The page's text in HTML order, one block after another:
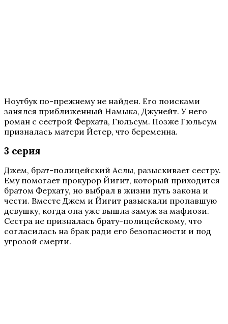
Ноутбук по-прежнему не найден. Его поисками
занялся приближенный Намыка, Джунейт. У него
роман с сестрой Ферхата, Гюльсум. Позже Гюльсум
призналась матери Йетер, что беременна.
3 серия
Джем, брат-полицейский Аслы, разыскивает сестру.
Ему помогает прокурор Йигит, который приходится
братом Ферхату, но выбрал в жизни путь закона и
чести. Вместе Джем и Йигит разыскали пропавшую
девушку, когда она уже вышла замуж за мафиози.
Сестра не призналась брату-полицейскому, что
согласилась на брак ради его безопасности и под
угрозой смерти.